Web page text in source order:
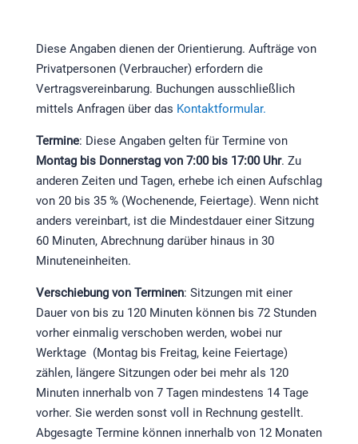
Diese Angaben dienen der Orientierung. Aufträge von
Privatpersonen (Verbraucher) erfordern die
Vertragsvereinbarung. Buchungen ausschließlich
mittels Anfragen über das Kontaktformular.
Termine: Diese Angaben gelten für Termine von
Montag bis Donnerstag von 7:00 bis 17:00 Uhr. Zu
anderen Zeiten und Tagen, erhebe ich einen Aufschlag
von 20 bis 35 % (Wochenende, Feiertage). Wenn nicht
anders vereinbart, ist die Mindestdauer einer Sitzung
60 Minuten, Abrechnung darüber hinaus in 30
Minuteneinheiten.
Verschiebung von Terminen: Sitzungen mit einer
Dauer von bis zu 120 Minuten können bis 72 Stunden
vorher einmalig verschoben werden, wobei nur
Werktage (Montag bis Freitag, keine Feiertage)
zählen, längere Sitzungen oder bei mehr als 120
Minuten innerhalb von 7 Tagen mindestens 14 Tage
vorher. Sie werden sonst voll in Rechnung gestellt.
Abgesagte Termine können innerhalb von 12 Monaten